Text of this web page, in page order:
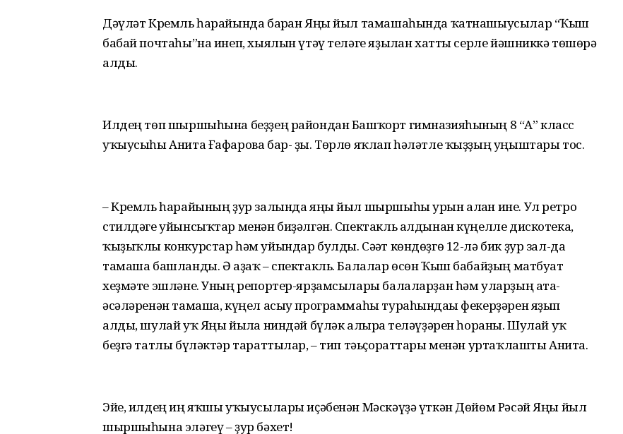
Дәүләт Кремль һарайында барған Яңы йыл тамашаһында ҡатнашыусылар “Ҡыш
бабай почтаһы”на инеп, хыялын үтәү теләге яҙылған хатты серле йәшниккә төшөрә
алды.
Илдең төп шыршыһына беҙҙең райондан Башҡорт гимназияһының 8 “А” класс
уҡыусыһы Анита Ғафарова бар- ҙы. Төрлө яҡлап һәләтле ҡыҙҙың уңыштары тос.
– Кремль һарайының ҙур залында яңы йыл шыршыһы урын алған ине. Ул ретро
стилдәге уйынсыҡтар менән биҙәлгән. Спектакль алдынан күңелле дискотека,
ҡыҙыҡлы конкурстар һәм уйындар булды. Сәғәт көндөҙгө 12-лә бик ҙур зал-да
тамаша башланды. Ә аҙаҡ – спектакль. Балалар өсөн Ҡыш бабайҙың матбуғат
хеҙмәте эшләне. Уның репортер-ярҙамсылары балаларҙан һәм уларҙың ата-
әсәләренән тамаша, күңел асыу программаһы тураһындағы фекерҙәрен яҙып
алды, шулай уҡ Яңы йылға ниндәй бүләк алырға теләүҙәрен һораны. Шулай уҡ
беҙгә татлы бүләктәр тараттылар, – тип тәьҫораттары менән уртаҡлашты Анита.
Эйе, илдең иң яҡшы уҡыусылары иҫәбенән Мәскәүҙә үткән Дөйөм Рәсәй Яңы йыл
шыршыһына эләгеү – ҙур бәхет!